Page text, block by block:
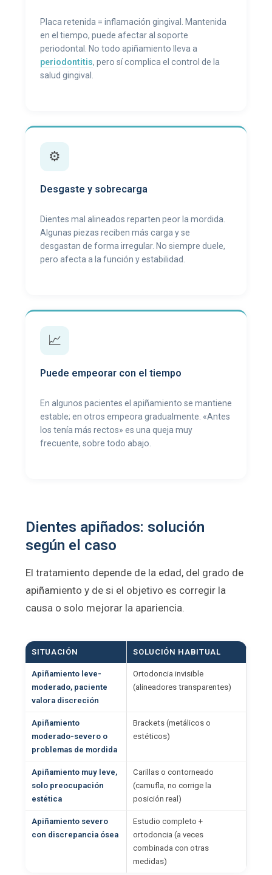
Placa retenida = inflamación gingival. Mantenida
en el tiempo, puede afectar al soporte
periodontal. No todo apiñamiento lleva a
periodontitis, pero sí complica el control de la
salud gingival.
⚙️
Desgaste y sobrecarga
Dientes mal alineados reparten peor la mordida.
Algunas piezas reciben más carga y se
desgastan de forma irregular. No siempre duele,
pero afecta a la función y estabilidad.
📈
Puede empeorar con el tiempo
En algunos pacientes el apiñamiento se mantiene
estable; en otros empeora gradualmente. «Antes
los tenía más rectos» es una queja muy
frecuente, sobre todo abajo.
Dientes apiñados: solución
según el caso
El tratamiento depende de la edad, del grado de
apiñamiento y de si el objetivo es corregir la
causa o solo mejorar la apariencia.
SITUACIÓN SOLUCIÓN HABITUAL
Apiñamiento leve-
moderado, paciente
valora discreción
Ortodoncia invisible
(alineadores transparentes)
Apiñamiento
moderado-severo o
problemas de mordida
Brackets (metálicos o
estéticos)
Apiñamiento muy leve,
solo preocupación
estética
Carillas o contorneado
(camufla, no corrige la
posición real)
Apiñamiento severo
con discrepancia ósea
Estudio completo +
ortodoncia (a veces
combinada con otras
medidas)